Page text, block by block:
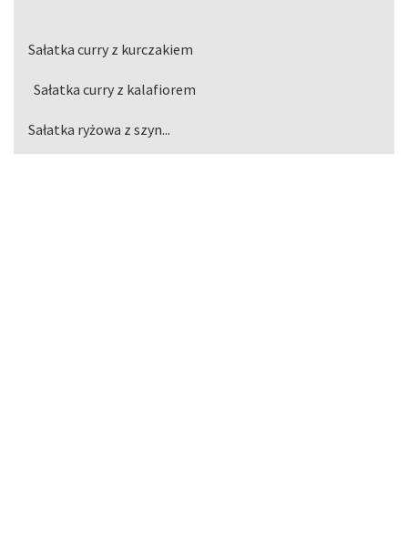
Sałatka curry z kurczakiem
Sałatka curry z kalafiorem
Sałatka ryżowa z szyn...